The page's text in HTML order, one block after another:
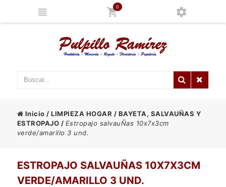
0
Inicio /LIMPIEZA HOGAR / BAYETA, SALVAUÑAS Y
ESTROPAJO / Estropajo salvauÑas 10x7x3cm
verde/amarillo 3 und.
ESTROPAJO SALVAUÑAS 10X7X3CM
VERDE/AMARILLO 3 UND.